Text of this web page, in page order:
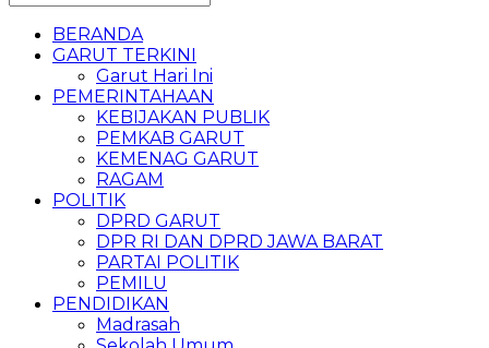
BERANDA
GARUT TERKINI
Garut Hari Ini
PEMERINTAHAAN
KEBIJAKAN PUBLIK
PEMKAB GARUT
KEMENAG GARUT
RAGAM
POLITIK
DPRD GARUT
DPR RI DAN DPRD JAWA BARAT
PARTAI POLITIK
PEMILU
PENDIDIKAN
Madrasah